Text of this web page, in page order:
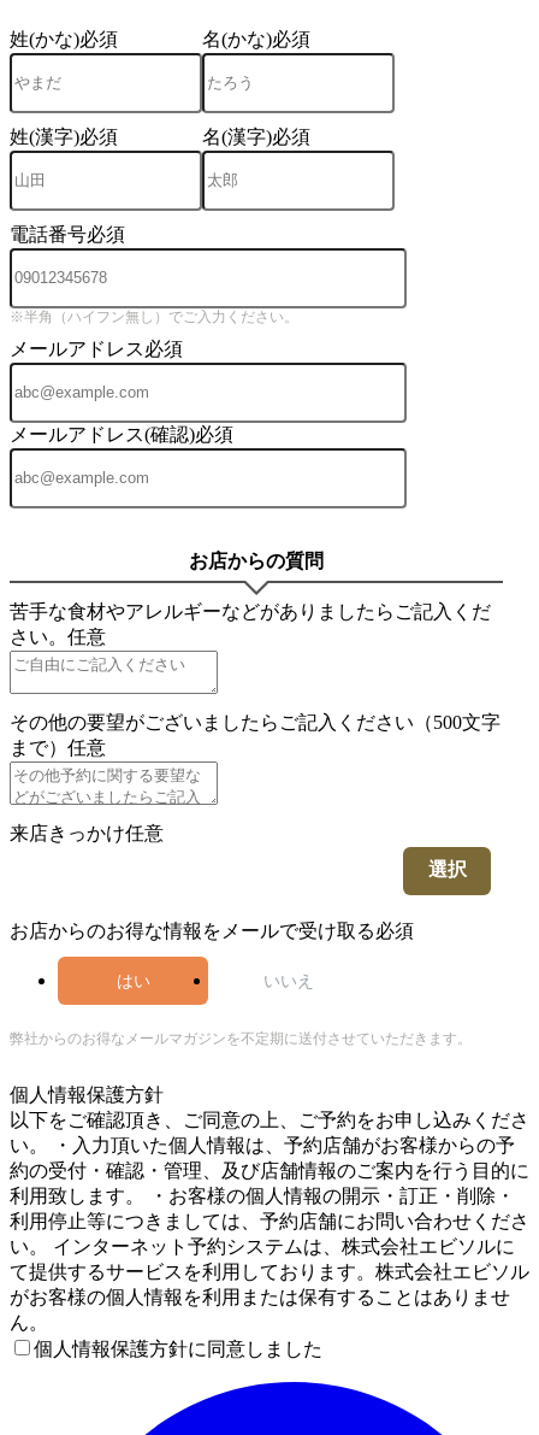
姓(かな)必須 名(かな)必須
姓(漢字)必須 名(漢字)必須
電話番号必須
※半角（ハイフン無し）でご入力ください。
メールアドレス必須
メールアドレス(確認)必須
お店からの質問
苦手な食材やアレルギーなどがありましたらご記入くだ
さい。 任意
その他の要望がございましたらご記入ください（500文字
まで） 任意
来店きっかけ任意
選択
お店からのお得な情報をメールで受け取る必須
はい いいえ
弊社からのお得なメールマガジンを不定期に送付させていただきます。
個人情報保護方針
以下をご確認頂き、ご同意の上、ご予約をお申し込みくださ
い。 ・入力頂いた個人情報は、予約店舗がお客様からの予
約の受付・確認・管理、及び店舗情報のご案内を行う目的に
利用致します。 ・お客様の個人情報の開示・訂正・削除・
利用停止等につきましては、予約店舗にお問い合わせくださ
い。 インターネット予約システムは、株式会社エビソルに
て提供するサービスを利用しております。株式会社エビソル
がお客様の個人情報を利用または保有することはありませ
ん。
個人情報保護方針に同意しました